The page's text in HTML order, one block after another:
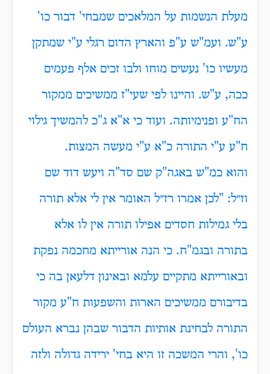
מעלת הנשמות על המלאכים שמבחי' דבור כו'
ע"ש. ועמ"ש ע"פ והארץ הדום רגלי ע"י שמתקן
מעשיו כו' נעשים מוחו ולבו זכים אלף פעמים
ככה, ע"ש. והיינו לפי שעי"ז ממשיכים ממקור
הח"ע ופנימיותה. ועוד כי א"א ג"כ להמשיך גילוי
ח"ע ע"י התורה כ"א ע"י מעשה המצות.
והוא כמ"ש באגה"ק שם סד"ה ויעש דוד שם
וז״ל: "לכן אמרו רז״ל האומר אין לי אלא תורה
בלי גמילות חסדים אפילו תורה אין לו אלא
בתורה ובגמ"ח. כי הנה אורייתא מחכמה נפקת
ובאורייתא מתקיים עלמא ובאינון דלעאן בה כי
בדיבורם ממשיכים הארות והשפעות ח"ע מקור
התורה לבחינת אותיות הדבור שבהן נברא העולם
כו', והרי המשכה זו היא בחי' ירידה גדולה ולזה